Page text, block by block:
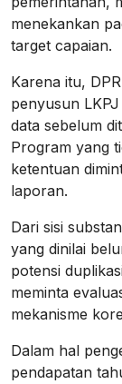
menekankan
target capaian.
Karena itu,
penyusun
data sebelum
Program yang
ketentuan
laporan.
Dari sisi
yang dinilai
potensi
meminta
mekanisme
Dalam hal
pendapatan